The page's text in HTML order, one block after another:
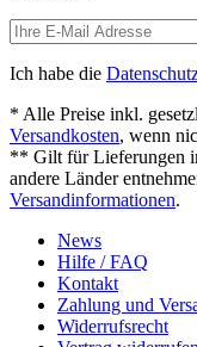
Ich habe die
* Alle Preise inkl.
Versandkosten, wenn
** Gilt für Lieferungen
andere Länder
Versandinformationen.
News
Hilfe / FAQ
Kontakt
Zahlung und
Widerrufsrecht